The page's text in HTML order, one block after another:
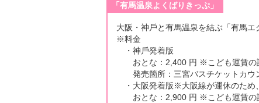
「有⾺温泉よくばりきっぷ」
⼤阪・神⼾と有⾺温泉を結ぶ「有⾺
※料⾦
・神⼾発着版
おとな：2,400 円 ※こども運賃の
発売箇所：三宮バスチケットカウ
・⼤阪発着版※⼤阪線が運休のため
おとな：2,900 円 ※こども運賃の